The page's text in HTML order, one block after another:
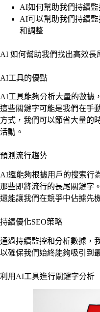
AI如何幫助我們持續
AI可以幫助我們持續
和調整
AI 如何幫助我們找出高效長
AI工具的優點
AI工具能夠分析大量的數據
這些關鍵字可能是我們在手
方式，我們可以節省大量的
活動。
預測流行趨勢
AI還能夠根據用戶的搜索行
那些即將流行的長尾關鍵字
還能讓我們在競爭中佔據先
持續優化SEO策略
通過持續監控和分析數據，
以確保我們始終能夠吸引到
利用AI工具進行關鍵字分析